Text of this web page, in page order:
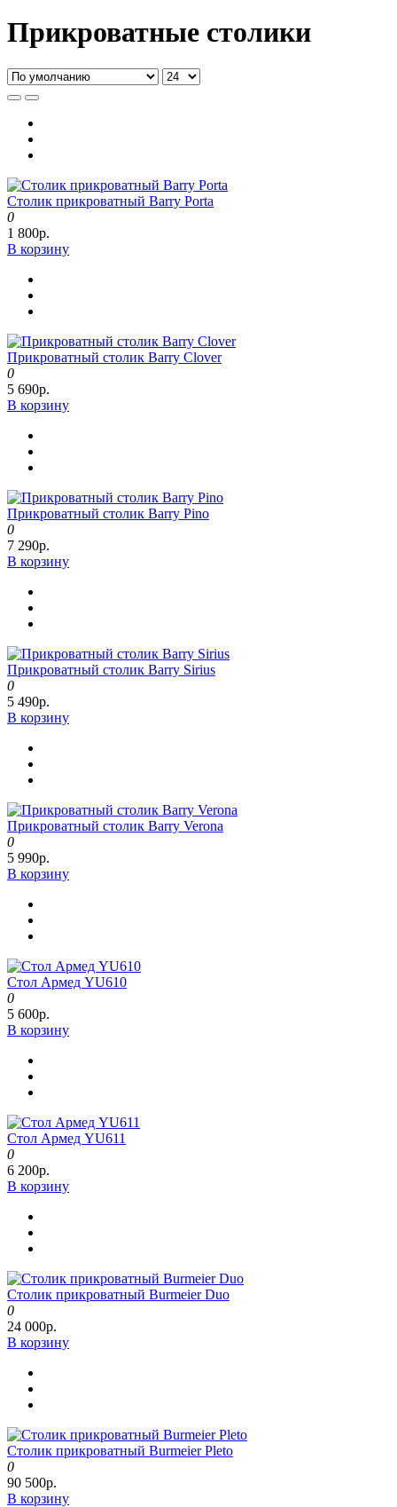
Прикроватные столики
Cтолик прикроватный Barry Porta
0
1 800р.
В корзину
Прикроватный столик Barry Clover
0
5 690р.
В корзину
Прикроватный столик Barry Pino
0
7 290р.
В корзину
Прикроватный столик Barry Sirius
0
5 490р.
В корзину
Прикроватный столик Barry Verona
0
5 990р.
В корзину
Стол Армед YU610
0
5 600р.
В корзину
Стол Армед YU611
0
6 200р.
В корзину
Столик прикроватный Burmeier Duo
0
24 000р.
В корзину
Столик прикроватный Burmeier Pleto
0
90 500р.
В корзину